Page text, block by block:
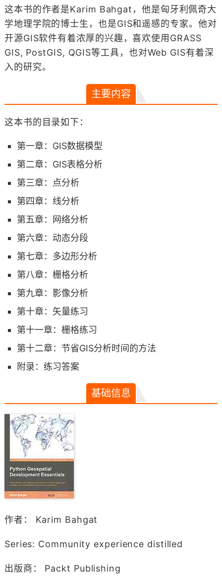
这本书的作者是Karim Bahgat，他是匈牙利佩奇大
学地理学院的博士生，也是GIS和遥感的专家。他对
开源GIS软件有着浓厚的兴趣，喜欢使用GRASS
GIS, PostGIS, QGIS等工具，也对Web GIS有着深
入的研究。
主要内容
这本书的目录如下：
第一章：GIS数据模型
第二章：GIS表格分析
第三章：点分析
第四章：线分析
第五章：网络分析
第六章：动态分段
第七章：多边形分析
第八章：栅格分析
第九章：影像分析
第十章：矢量练习
第十一章：栅格练习
第十二章：节省GIS分析时间的方法
附录：练习答案
基础信息
作者： Karim Bahgat
Series: Community experience distilled
出版商： Packt Publishing